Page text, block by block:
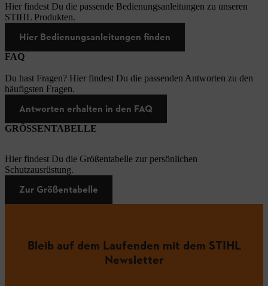
Hier findest Du die passende Bedienungsanleitungen zu unseren
STIHL Produkten.
Hier Bedienungsanleitungen finden
FAQ
Du hast Fragen? Hier findest Du die passenden Antworten zu den
häufigsten Fragen.
Antworten erhalten in den FAQ
GRÖSSENTABELLE
Hier findest Du die Größentabelle zur persönlichen
Schutzausrüstung.
Zur Größentabelle
Bleib auf dem Laufenden mit dem STIHL
Newsletter